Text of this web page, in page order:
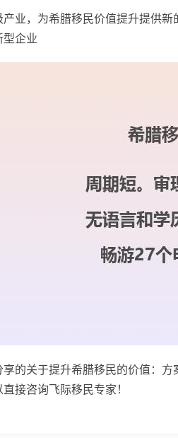
业，为希腊移民价值提升提供
型企业
的关于提升希腊移民的价值：
接咨询飞际移民专家！